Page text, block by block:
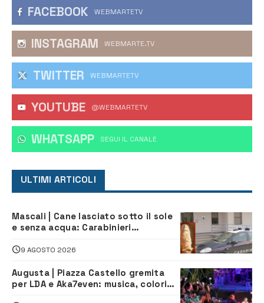
FACEBOOK WEBMARTETV
INSTAGRAM WEBMARTE.TV
TWITTER WEBMARTETV
YOUTUBE @WEBMARTETV
WHATSAPP ‎SEGUI IL CANALE
ULTIMI ARTICOLI
Mascali | Cane lasciato sotto il sole
e senza acqua: Carabinieri
9 AGOSTO 2026
Augusta | Piazza Castello gremita
per LDA e Aka7even: musica, colori